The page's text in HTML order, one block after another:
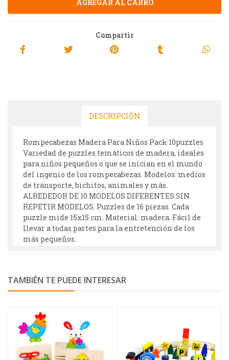
Compartir
DESCRIPCIÓN
Rompecabezas Madera Para Niños Pack 10puzzles
Variedad de puzzles temáticos de madera, ideales
para niños pequeños o que se inician en el mundo
del ingenio de los rompecabezas. Modelos: medios
de transporte, bichitos, animales y más.
ALREDEDOR DE 10 MODELOS DIFERENTES SIN
REPETIR MODELOS. Puzzles de 16 piezas. Cada
puzzle mide 15x15 cm. Material: madera. Fácil de
llevar a todas partes para la entretención de los
más pequeños.
TAMBIÉN TE PUEDE INTERESAR